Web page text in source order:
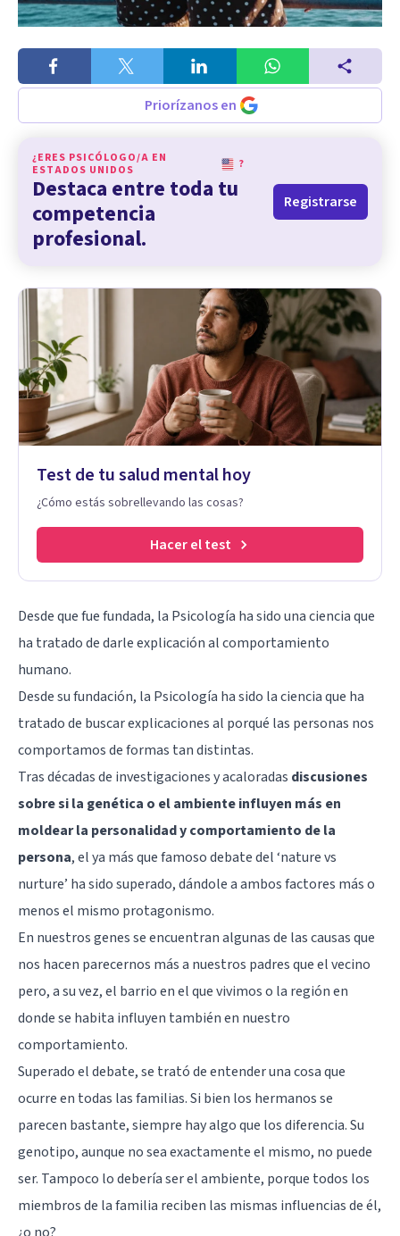
Priorízanos en
¿ERES PSICÓLOGO/A EN
ESTADOS UNIDOS
?
Destaca entre toda tu
competencia
profesional.
Registrarse
Test de tu salud mental hoy
¿Cómo estás sobrellevando las cosas?
Hacer el test
Desde que fue fundada, la Psicología ha sido una ciencia que
ha tratado de darle explicación al comportamiento
humano.
Desde su fundación, la Psicología ha sido la ciencia que ha
tratado de buscar explicaciones al porqué las personas nos
comportamos de formas tan distintas.
Tras décadas de investigaciones y acaloradas discusiones
sobre si la genética o el ambiente influyen más en
moldear la personalidad y comportamiento de la
persona, el ya más que famoso debate del ‘nature vs
nurture’ ha sido superado, dándole a ambos factores más o
menos el mismo protagonismo.
En nuestros genes se encuentran algunas de las causas que
nos hacen parecernos más a nuestros padres que el vecino
pero, a su vez, el barrio en el que vivimos o la región en
donde se habita influyen también en nuestro
comportamiento.
Superado el debate, se trató de entender una cosa que
ocurre en todas las familias. Si bien los hermanos se
parecen bastante, siempre hay algo que los diferencia. Su
genotipo, aunque no sea exactamente el mismo, no puede
ser. Tampoco lo debería ser el ambiente, porque todos los
miembros de la familia reciben las mismas influencias de él,